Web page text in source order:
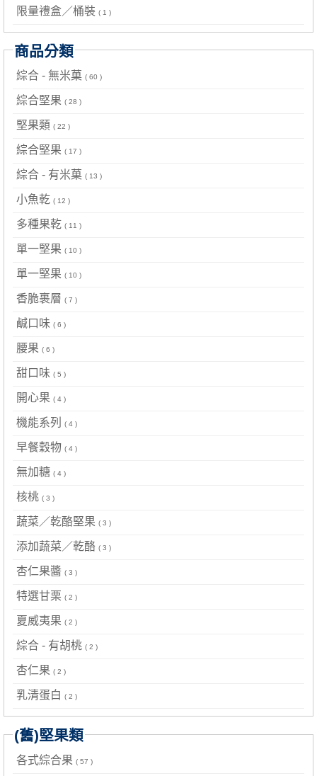
限量禮盒／桶裝 ( 1 )
商品分類
綜合 - 無米菓 ( 60 )
綜合堅果 ( 28 )
堅果類 ( 22 )
綜合堅果 ( 17 )
綜合 - 有米菓 ( 13 )
小魚乾 ( 12 )
多種果乾 ( 11 )
單一堅果 ( 10 )
單一堅果 ( 10 )
香脆裹層 ( 7 )
鹹口味 ( 6 )
腰果 ( 6 )
甜口味 ( 5 )
開心果 ( 4 )
機能系列 ( 4 )
早餐穀物 ( 4 )
無加糖 ( 4 )
核桃 ( 3 )
蔬菜／乾酪堅果 ( 3 )
添加蔬菜／乾酪 ( 3 )
杏仁果醬 ( 3 )
特選甘栗 ( 2 )
夏威夷果 ( 2 )
綜合 - 有胡桃 ( 2 )
杏仁果 ( 2 )
乳清蛋白 ( 2 )
(舊)堅果類
各式綜合果 ( 57 )